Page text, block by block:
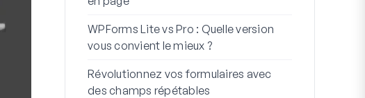
WPForms Lite vs Pro : Quelle version
vous convient le mieux ?
Révolutionnez vos formulaires avec
des champs répétables